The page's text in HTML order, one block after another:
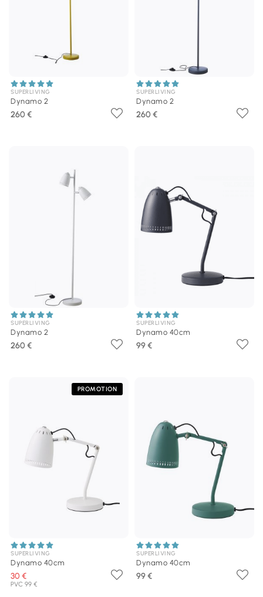
SUPERLIVING
Dynamo 2
260 €
SUPERLIVING
Dynamo 2
260 €
SUPERLIVING
Dynamo 2
260 €
SUPERLIVING
Dynamo 40cm
99 €
PROMOTION
SUPERLIVING
Dynamo 40cm
30 €
PVC 99 €
SUPERLIVING
Dynamo 40cm
99 €